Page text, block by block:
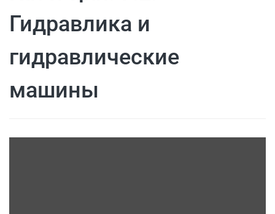
Гидравлика и
гидравлические
машины